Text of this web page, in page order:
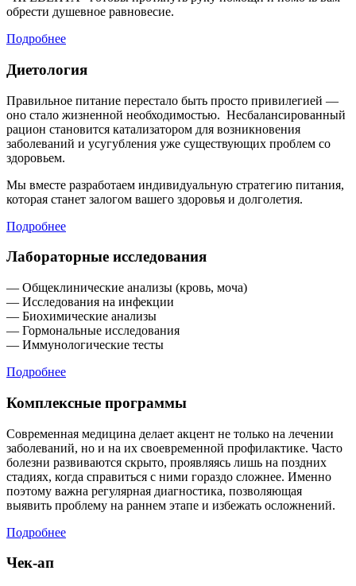
обрести душевное равновесие.
Подробнее
Диетология
Правильное питание перестало быть просто привилегией —
оно стало жизненной необходимостью. Несбалансированный
рацион становится катализатором для возникновения
заболеваний и усугубления уже существующих проблем со
здоровьем.
Мы вместе разработаем индивидуальную стратегию питания,
которая станет залогом вашего здоровья и долголетия.
Подробнее
Лабораторные исследования
— Общеклинические анализы (кровь, моча)
— Исследования на инфекции
— Биохимические анализы
— Гормональные исследования
— Иммунологические тесты
Подробнее
Комплексные программы
Современная медицина делает акцент не только на лечении
заболеваний, но и на их своевременной профилактике. Часто
болезни развиваются скрыто, проявляясь лишь на поздних
стадиях, когда справиться с ними гораздо сложнее. Именно
поэтому важна регулярная диагностика, позволяющая
выявить проблему на раннем этапе и избежать осложнений.
Подробнее
Чек-ап